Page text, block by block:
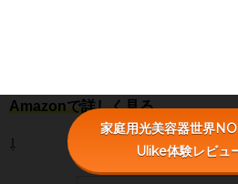
Amazonで詳しく見る
⇩
家庭用光美容器世界
Ulike体験レビュ